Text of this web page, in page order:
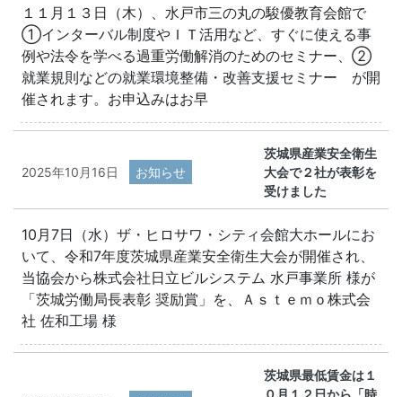
１１月１３日（木）、水戸市三の丸の駿優教育会館で
①インターバル制度やＩＴ活用など、すぐに使える事
例や法令を学べる過重労働解消のためのセミナー、②
就業規則などの就業環境整備・改善支援セミナー が開
催されます。お申込みはお早
2025年10月16日 お知らせ
茨城県産業安全衛生
大会で２社が表彰を
受けました
10月7日（水）ザ・ヒロサワ・シティ会館大ホールにお
いて、令和7年度茨城県産業安全衛生大会が開催され、
当協会から株式会社日立ビルシステム 水戸事業所 様が
「茨城労働局長表彰 奨励賞」を、Ａｓｔｅｍｏ株式会
社 佐和工場 様
茨城県最低賃金は１
０月１２日から「時